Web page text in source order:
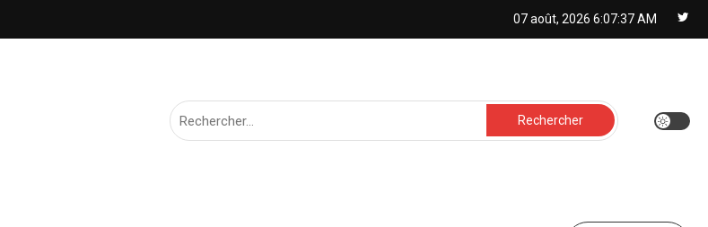
07 août, 2026 6:07:38 AM
Rechercher :